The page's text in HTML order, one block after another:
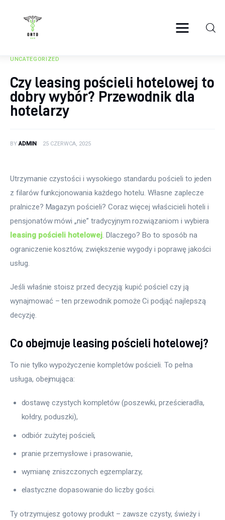
Żywienie
Uroda
Sport
UNCATEGORIZED
Czy leasing pościeli hotelowej to
dobry wybór? Przewodnik dla
hotelarzy
BY ADMIN 25 CZERWCA, 2025
Utrzymanie czystości i wysokiego standardu pościeli to jeden
z filarów funkcjonowania każdego hotelu. Własne zaplecze
pralnicze? Magazyn pościeli? Coraz więcej właścicieli hoteli i
pensjonatów mówi „nie” tradycyjnym rozwiązaniom i wybiera
leasing pościeli hotelowej. Dlaczego? Bo to sposób na
ograniczenie kosztów, zwiększenie wygody i poprawę jakości
usług.
Jeśli właśnie stoisz przed decyzją: kupić pościel czy ją
wynajmować – ten przewodnik pomoże Ci podjąć najlepszą
decyzję.
Co obejmuje leasing pościeli hotelowej?
To nie tylko wypożyczenie kompletów pościeli. To pełna
usługa, obejmująca:
dostawę czystych kompletów (poszewki, prześcieradła,
kołdry, poduszki),
odbiór zużytej pościeli,
pranie przemysłowe i prasowanie,
wymianę zniszczonych egzemplarzy,
elastyczne dopasowanie do liczby gości.
Ty otrzymujesz gotowy produkt – zawsze czysty, świeży i